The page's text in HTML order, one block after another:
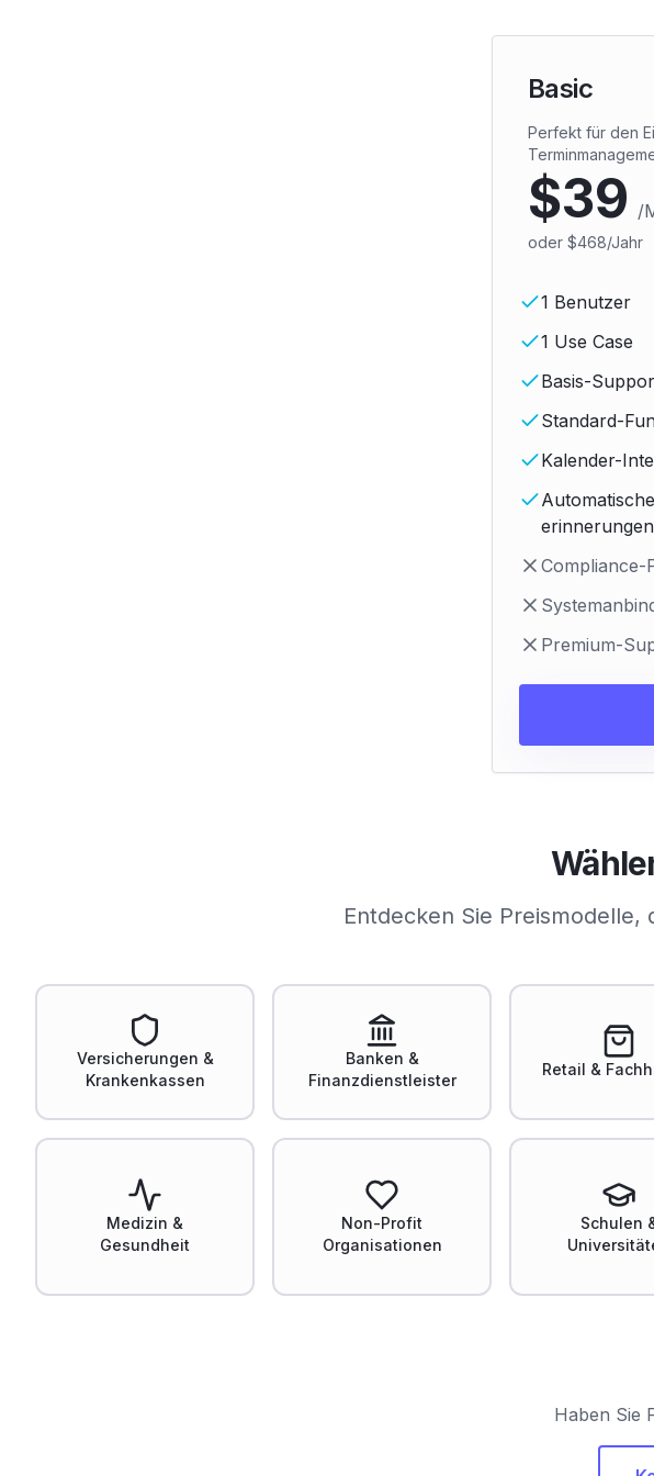
Basic
Perfekt für den
$39 /
oder $468/Jahr
1 Benutzer
1 Use Case
Basis-
Standard-
Kalender-
erinnerungen
Compliance-
Premium-
Entdecken Sie
Versicherungen &
Krankenkassen
Banken &
Finanzdienstleister
Retail &
Medizin &
Gesundheit
Non-Profit
Organisationen
Schulen
Haben Sie